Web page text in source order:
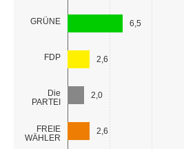
GRÜNE
FDP
Die
PARTEI
FREIE
WÄHLER
6,5
2,6
2,0
2,6